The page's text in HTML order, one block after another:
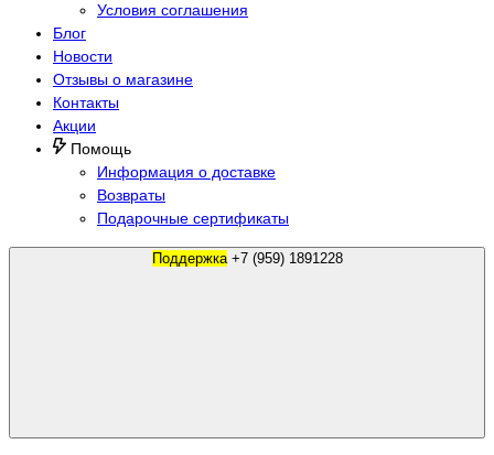
Условия соглашения
Блог
Новости
Отзывы о магазине
Контакты
Акции
Помощь
Информация о доставке
Возвраты
Подарочные сертификаты
Поддержка +7 (959) 1891228